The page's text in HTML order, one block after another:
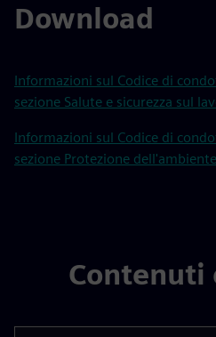
Download
Informazioni sul Codice di
sezione Salute e sicurezza sul
Informazioni sul Codice di
sezione Protezione dell'ambiente
Contenuti